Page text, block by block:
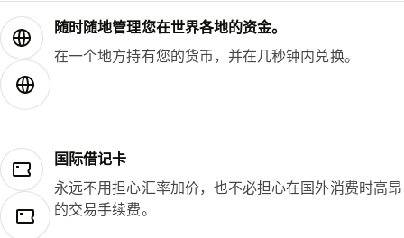
随时随地管理您在世界各地的资金。
在一个地方持有您的货币，并在几秒钟内兑换。
国际借记卡
永远不用担心汇率加价，也不必担心在国外消费时高昂
的交易手续费。